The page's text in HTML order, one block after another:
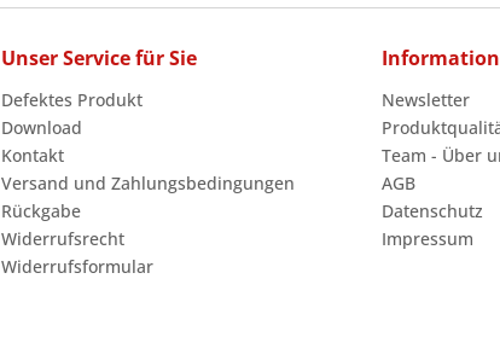
Unser Service für Sie
Defektes Produkt
Download
Kontakt
Versand und Zahlungsbedingungen
Rückgabe
Widerrufsrecht
Widerrufsformular
Newsletter
Team - Über
AGB
Datenschutz
Impressum